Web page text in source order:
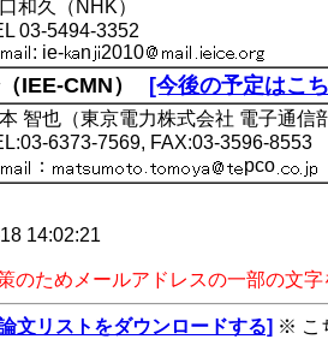
和久（NHK）
03-5494-3352
: ie- n 2010
IEE-CMN） [今後の予定はこ
智也（東京電力株式会社 電子通信
6373-7569, FAX:03-3596-8553
： pco
14:02:21
のためメールアドレスの一部の文
文リストをダウンロードする] ※ こ